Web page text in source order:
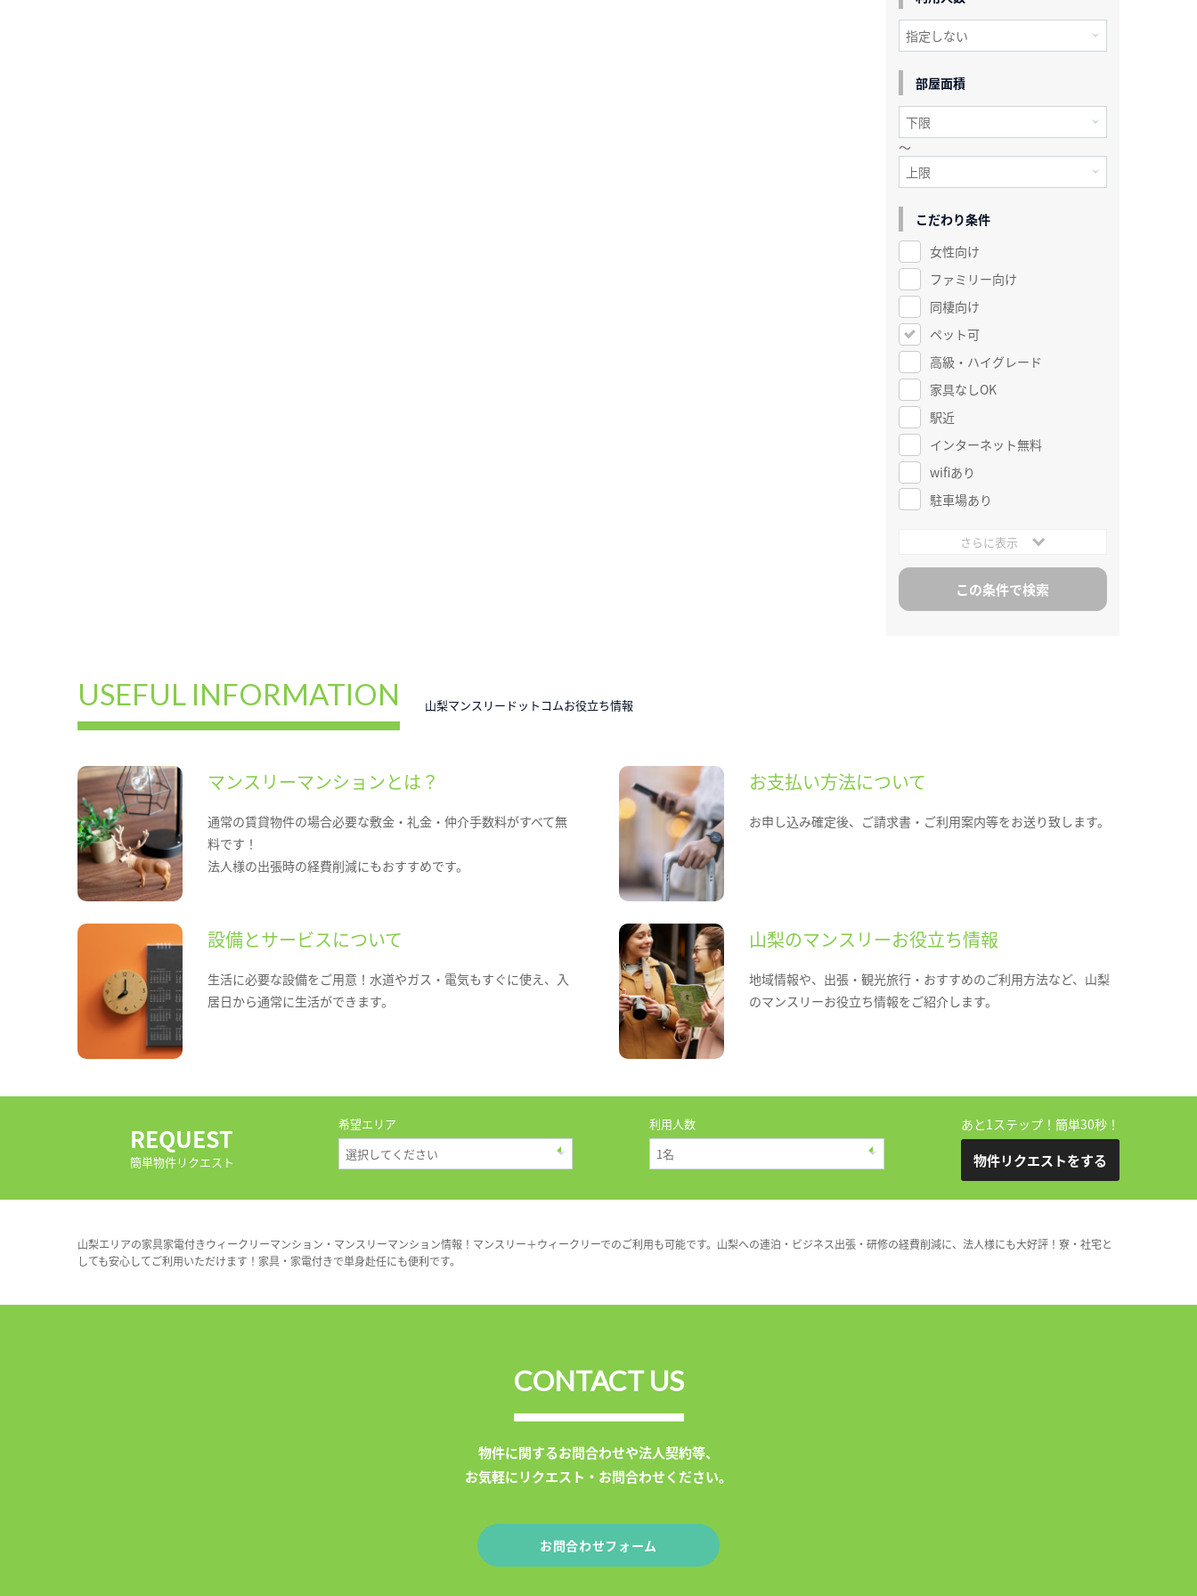
部屋面積
～
こだわり条件
女性向け
ファミリー向け
同棲向け
ペット可
高級・ハイグレード
家具なしOK
駅近
インターネット無料
wifiあり
駐車場あり
さらに表示
USEFUL INFORMATION 山梨マンスリードットコムお役立ち情報
マンスリーマンションとは？
通常の賃貸物件の場合必要な敷金・礼金・仲介手数料がすべて無
料です！
法人様の出張時の経費削減にもおすすめです。
お支払い方法について
お申し込み確定後、ご請求書・ご利用案内等をお送り致します。
設備とサービスについて
生活に必要な設備をご用意！水道やガス・電気もすぐに使え、入
居日から通常に生活ができます。
山梨のマンスリーお役立ち情報
地域情報や、出張・観光旅行・おすすめのご利用方法など、山梨
のマンスリーお役立ち情報をご紹介します。
REQUEST
簡単物件リクエスト
希望エリア 利用人数 あと1ステップ！簡単30秒！
物件リクエストをする
山梨エリアの家具家電付きウィークリーマンション・マンスリーマンション情報！マンスリー＋ウィークリーでのご利用も可能です。山梨への連泊・ビジネス出張・研修の経費削減に、法人様にも大好評！寮・社宅と
しても安心してご利用いただけます！家具・家電付きで単身赴任にも便利です。
CONTACT US
物件に関するお問合わせや法人契約等、
お気軽にリクエスト・お問合わせください。
お問合わせフォーム